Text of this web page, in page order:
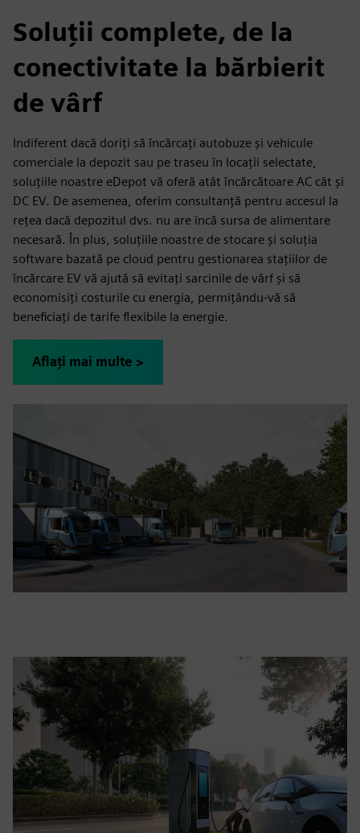
Soluții complete, de la
conectivitate la bărbierit
de vârf
Indiferent dacă doriți să încărcați autobuze și vehicule
comerciale la depozit sau pe traseu în locații selectate,
soluțiile noastre eDepot vă oferă atât încărcătoare AC cât și
DC EV. De asemenea, oferim consultanță pentru accesul la
rețea dacă depozitul dvs. nu are încă sursa de alimentare
necesară. În plus, soluțiile noastre de stocare și soluția
software bazată pe cloud pentru gestionarea stațiilor de
încărcare EV vă ajută să evitați sarcinile de vârf și să
economisiți costurile cu energia, permițându-vă să
beneficiați de tarife flexibile la energie.
Aflați mai multe >